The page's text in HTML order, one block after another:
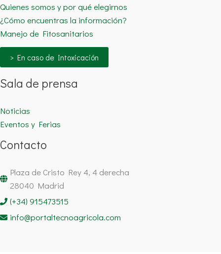
Quienes somos y por qué elegirnos
¿Cómo encuentras la información?
Manejo de Fitosanitarios
> En caso de Intoxicación
Sala de prensa
Noticias
Eventos y Ferias
Contacto
Plaza de Cristo Rey 4, 4 derecha
28040 Madrid
(+34) 915473515
info@portaltecnoagricola.com